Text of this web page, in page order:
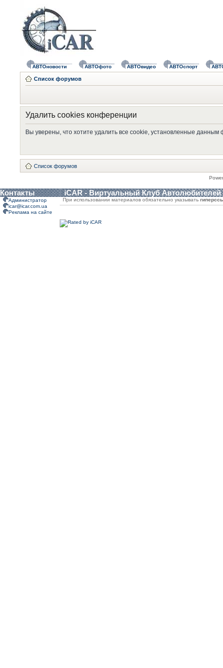
АВТОновости АВТОфото АВТОвидео АВТОспорт
Список форумов
Удалить cookies конференции
Вы уверены, что хотите удалить все cookie, установленные
Список форумов
Контакты iCAR - Виртуальный Клуб Автолюбителей
Администратор
icar@icar.com.ua
Реклама на сайте
При использовании материалов обязательно указывать